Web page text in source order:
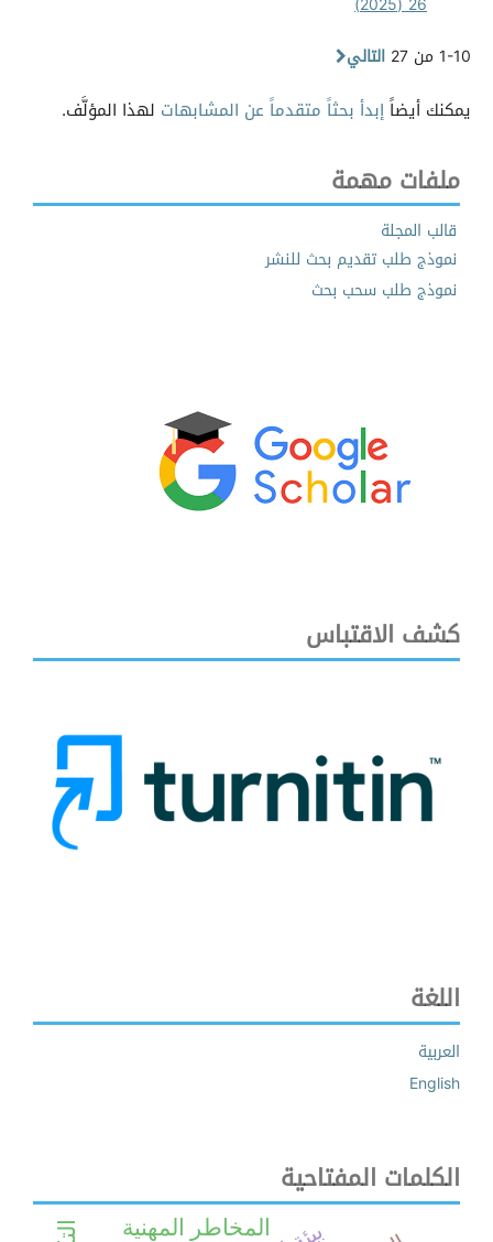
1-10 من 27
التالي
يمكنك أيضاًإبدأ بحثاً متقدماً عن المشابهات لهذا المؤلَّف.
ملفات مهمة
قالب المجلة
نموذج طلب تقديم بحث للنشر
نموذج طلب سحب بحث
كشف الاقتباس
اللغة
العربية
English
الكلمات المفتاحية
المخاطر المهنية